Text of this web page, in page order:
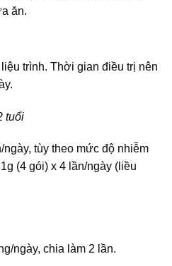
ăn.
trình. Thời gian điều trị nên
tuổi
tùy theo mức độ nhiễm
(4 gói) x 4 lần/ngày (liều
ngày, chia làm 2 lần.